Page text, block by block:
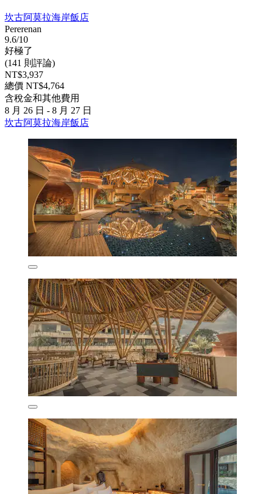
坎古阿莫拉海岸飯店
Pererenan
9.6/10
好極了
(141 則評論)
NT$3,937
總價 NT$4,764
含稅金和其他費用
8 月 26 日 - 8 月 27 日
坎古阿莫拉海岸飯店